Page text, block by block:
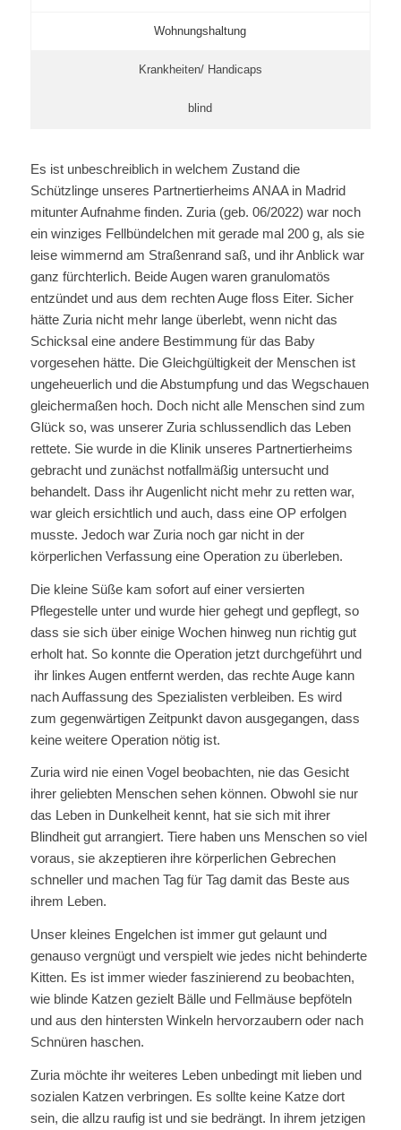
Wohnungshaltung
Krankheiten/ Handicaps
blind
Es ist unbeschreiblich in welchem Zustand die
Schützlinge unseres Partnertierheims ANAA in Madrid
mitunter Aufnahme finden. Zuria (geb. 06/2022) war noch
ein winziges Fellbündelchen mit gerade mal 200 g, als sie
leise wimmernd am Straßenrand saß, und ihr Anblick war
ganz fürchterlich. Beide Augen waren granulomatös
entzündet und aus dem rechten Auge floss Eiter. Sicher
hätte Zuria nicht mehr lange überlebt, wenn nicht das
Schicksal eine andere Bestimmung für das Baby
vorgesehen hätte. Die Gleichgültigkeit der Menschen ist
ungeheuerlich und die Abstumpfung und das Wegschauen
gleichermaßen hoch. Doch nicht alle Menschen sind zum
Glück so, was unserer Zuria schlussendlich das Leben
rettete. Sie wurde in die Klinik unseres Partnertierheims
gebracht und zunächst notfallmäßig untersucht und
behandelt. Dass ihr Augenlicht nicht mehr zu retten war,
war gleich ersichtlich und auch, dass eine OP erfolgen
musste. Jedoch war Zuria noch gar nicht in der
körperlichen Verfassung eine Operation zu überleben.
Die kleine Süße kam sofort auf einer versierten
Pflegestelle unter und wurde hier gehegt und gepflegt, so
dass sie sich über einige Wochen hinweg nun richtig gut
erholt hat. So konnte die Operation jetzt durchgeführt und
ihr linkes Augen entfernt werden, das rechte Auge kann
nach Auffassung des Spezialisten verbleiben. Es wird
zum gegenwärtigen Zeitpunkt davon ausgegangen, dass
keine weitere Operation nötig ist.
Zuria wird nie einen Vogel beobachten, nie das Gesicht
ihrer geliebten Menschen sehen können. Obwohl sie nur
das Leben in Dunkelheit kennt, hat sie sich mit ihrer
Blindheit gut arrangiert. Tiere haben uns Menschen so viel
voraus, sie akzeptieren ihre körperlichen Gebrechen
schneller und machen Tag für Tag damit das Beste aus
ihrem Leben.
Unser kleines Engelchen ist immer gut gelaunt und
genauso vergnügt und verspielt wie jedes nicht behinderte
Kitten. Es ist immer wieder faszinierend zu beobachten,
wie blinde Katzen gezielt Bälle und Fellmäuse bepföteln
und aus den hintersten Winkeln hervorzaubern oder nach
Schnüren haschen.
Zuria möchte ihr weiteres Leben unbedingt mit lieben und
sozialen Katzen verbringen. Es sollte keine Katze dort
sein, die allzu raufig ist und sie bedrängt. In ihrem jetzigen